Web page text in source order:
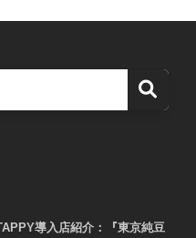
導入店紹介：『東京純豆